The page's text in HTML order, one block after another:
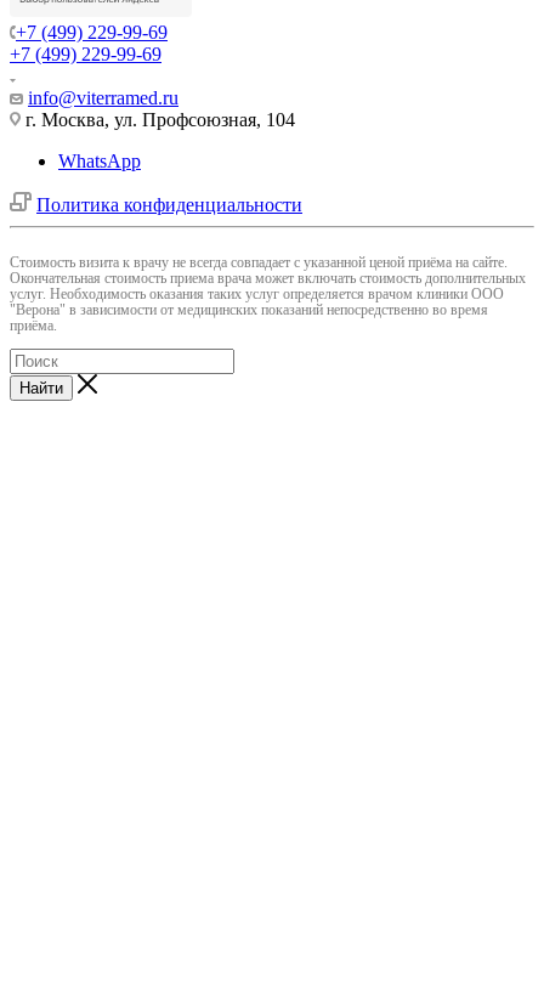
+7 (499) 229-99-69
+7 (499) 229-99-69
info@viterramed.ru
г. Москва, ул. Профсоюзная, 104
WhatsApp
Политика конфиденциальности
Cтоимость визита к врачу не всегда совпадает с указанной ценой приёма на сайте.
Окончательная стоимость приема врача может включать стоимость дополнительных
услуг. Необходимость оказания таких услуг определяется врачом клиники ООО
"Верона" в зависимости от медицинских показаний непосредственно во время
приёма.
Найти